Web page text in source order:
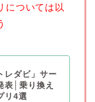
については以
レダビ」サー
表│乗り換え
リ4選